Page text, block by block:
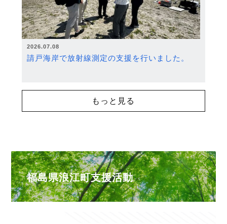
2026.07.08
請戸海岸で放射線測定の支援を行いました。
もっと見る
福島県浪江町支援活動